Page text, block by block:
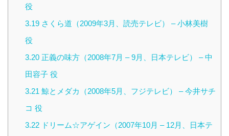
役
3.19さくら道（2009年3月、読売テレビ） – 小林美樹
役
3.20正義の味方（2008年7月 – 9月、日本テレビ） – 中
田容子 役
3.21 鯨とメダカ（2008年5月、フジテレビ） – 今井サチ
コ 役
3.22ドリーム☆アゲイン（2007年10月 – 12月、日本テ